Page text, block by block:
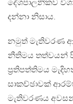
දේශපාලනිකව
දන්නා නිසාය.
නමුත් මැතිවරණ
නීතිමය තත්වයන්
ප්‍රතිපත්තිමය
සාකච්ඡාවක්
මැතිවරණය